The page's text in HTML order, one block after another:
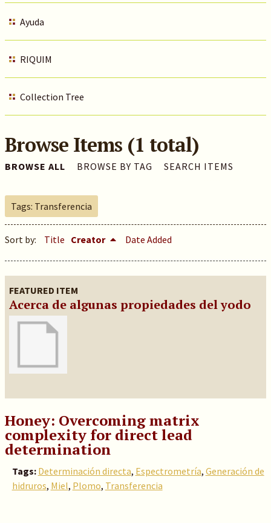
Ayuda
RIQUIM
Collection Tree
Browse Items (1 total)
BROWSE ALL BROWSE BY TAG SEARCH ITEMS
Tags: Transferencia
Sort by: Title Creator Date Added
FEATURED ITEM
Acerca de algunas propiedades del yodo
Honey: Overcoming matrix
complexity for direct lead
determination
Tags: Determinación directa, Espectrometría, Generación de
hidruros, Miel, Plomo, Transferencia